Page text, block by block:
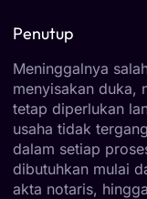
Penutup
Meninggalnya
menyisakan duka,
tetap diperlukan
usaha tidak
dalam setiap
dibutuhkan mulai
akta notaris,